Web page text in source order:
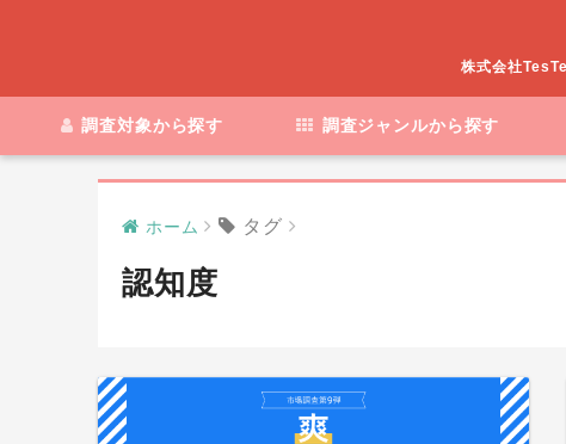
株式会社
調査対象から探す 調査ジャンルから探す
ホーム タグ
認知度